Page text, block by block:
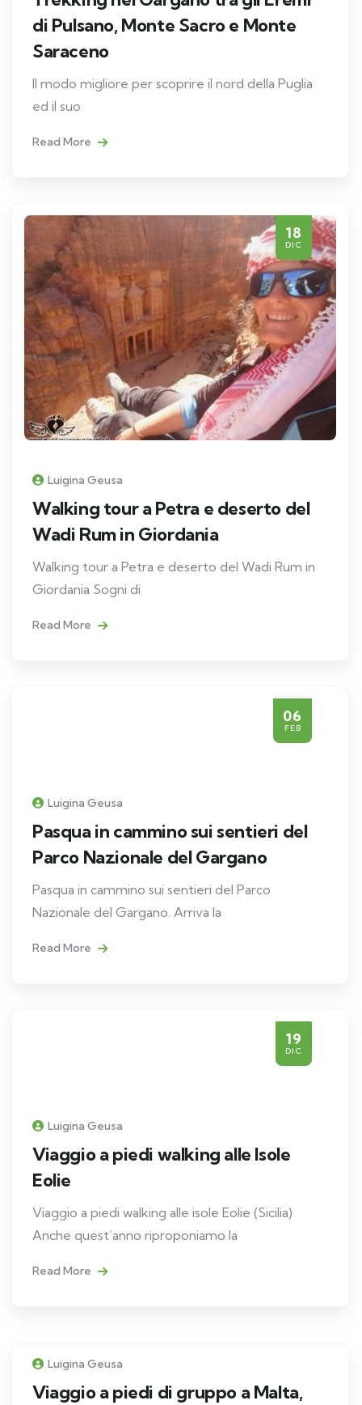
di Pulsano, Monte Sacro e Monte
Saraceno
Il modo migliore per scoprire il nord della Puglia
ed il suo
Read More
18
DIC
Luigina Geusa
Walking tour a Petra e deserto del
Wadi Rum in Giordania
Walking tour a Petra e deserto del Wadi Rum in
Giordania Sogni di
Read More
06
FEB
Luigina Geusa
Pasqua in cammino sui sentieri del
Parco Nazionale del Gargano
Pasqua in cammino sui sentieri del Parco
Nazionale del Gargano. Arriva la
Read More
19
DIC
Luigina Geusa
Viaggio a piedi walking alle Isole
Eolie
Viaggio a piedi walking alle isole Eolie (Sicilia)
Anche quest’anno riproponiamo la
Read More
Luigina Geusa
Viaggio a piedi di gruppo a Malta,